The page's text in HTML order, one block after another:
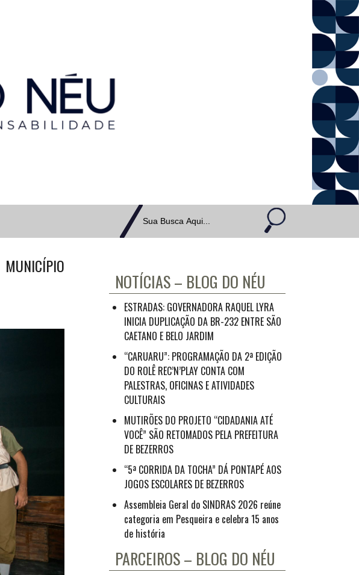
NOTÍCIAS – BLOG DO NÉU
ESTRADAS: GOVERNADORA RAQUEL LYRA
INICIA DUPLICAÇÃO DA BR-232 ENTRE SÃO
CAETANO E BELO JARDIM
“CARUARU”: PROGRAMAÇÃO DA 2ª EDIÇÃO
DO ROLÊ REC’N’PLAY CONTA COM
PALESTRAS, OFICINAS E ATIVIDADES
CULTURAIS
MUTIRÕES DO PROJETO “CIDADANIA ATÉ
VOCÊ” SÃO RETOMADOS PELA PREFEITURA
DE BEZERROS
“5ª CORRIDA DA TOCHA” DÁ PONTAPÉ AOS
JOGOS ESCOLARES DE BEZERROS
Assembleia Geral do SINDRAS 2026 reúne
categoria em Pesqueira e celebra 15 anos
de história
PARCEIROS – BLOG DO NÉU